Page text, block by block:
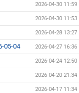
2026-04-30 11:59
2026-04-30 11:53
2026-04-28 13:27
05-04 2026-04-27 16:36
2026-04-24 12:50
2026-04-20 21:34
2026-04-17 11:34